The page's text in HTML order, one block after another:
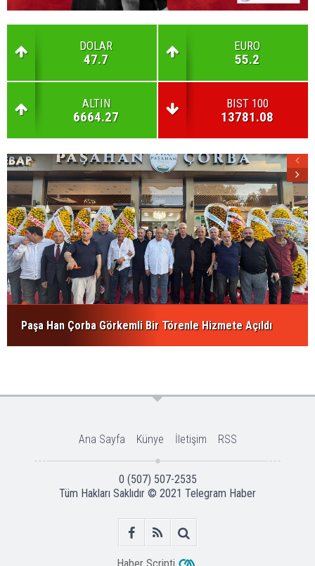
DOLAR
47.7
EURO
55.2
ALTIN
6664.27
BIST 100
13781.08
Paşa Han Çorba Görkemli Bir Törenle Hizmete Açıldı
Ana Sayfa Künye İletişim RSS
0 (507) 507-2535
Tüm Hakları Saklıdır © 2021 Telegram Haber